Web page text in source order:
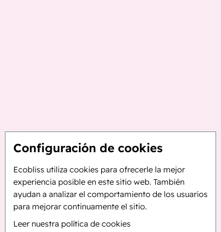
Configuración de cookies
Ecobliss utiliza cookies para ofrecerle la mejor
experiencia posible en este sitio web. También
ayudan a analizar el comportamiento de los usuarios
para mejorar continuamente el sitio.
Leer nuestra política de cookies